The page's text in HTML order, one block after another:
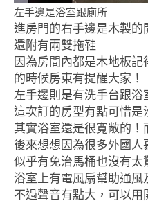
左手邊是浴室跟廁所
進房門的右手邊是木製
還附有兩雙拖鞋
因為房間內都是木地板
的時候房東有提醒大家！
左手邊則是有洗手台跟浴
這次訂的房型有點可惜是
其實浴室還是很寬敞的！
後來想想因為很多外國人
似乎有免治馬桶也沒有太
浴室上有電風扇幫助通風
不過聲音有點大，可以